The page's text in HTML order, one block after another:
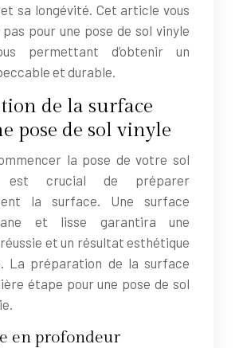
sa longévité. Cet article vous
pour une pose de sol vinyle
permettant d’obtenir un
et durable.
de la surface
pose de sol vinyle
la pose de votre sol
crucial de préparer
la surface. Une surface
et lisse garantira une
et un résultat esthétique
La préparation de la surface
étape pour une pose de sol
en profondeur